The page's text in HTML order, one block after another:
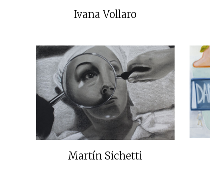
Ivana Vollaro
Martín Sichetti